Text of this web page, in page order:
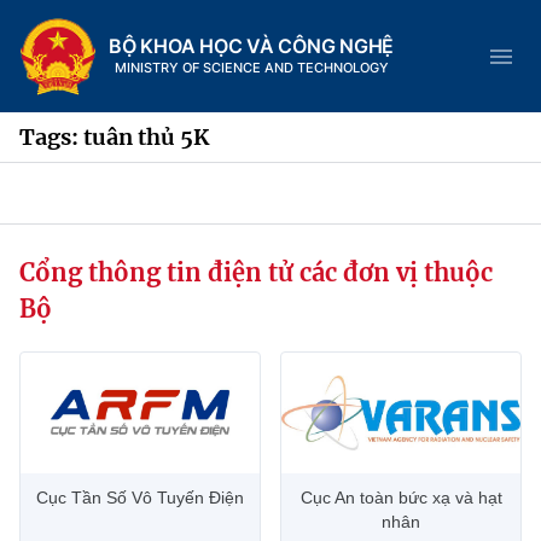
BỘ KHOA HỌC VÀ CÔNG NGHỆ
MINISTRY OF SCIENCE AND TECHNOLOGY
Trang chủ
Chức năng nhiệm vụ
Tin tức sự kiện
Hệ thống văn bản
Tags: tuân thủ 5K
Cổng thông tin điện tử các đơn vị thuộc
Bộ
Cục Tần Số Vô Tuyến Điện
Cục An toàn bức xạ và hạt
nhân